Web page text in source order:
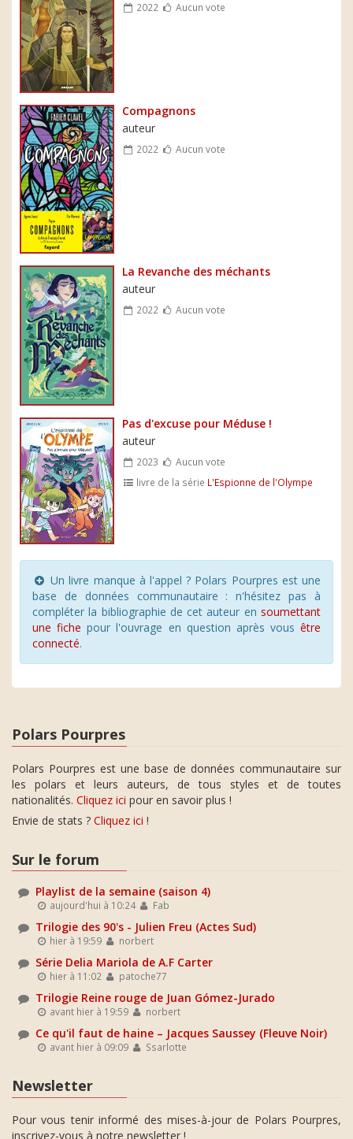
2022 Aucun vote
Compagnons
auteur
2022 Aucun vote
La Revanche des méchants
auteur
2022 Aucun vote
Pas d'excuse pour Méduse !
auteur
2023
Aucun vote
livre de la série L'Espionne de l'Olympe
Un livre manque à l'appel ? Polars Pourpres est une
base de données communautaire : n'hésitez pas à
compléter la bibliographie de cet auteur en soumettant
une fiche pour l'ouvrage en question après vous être
connecté.
Polars Pourpres
Polars Pourpres est une base de données communautaire sur
les polars et leurs auteurs, de tous styles et de toutes
nationalités. Cliquez ici pour en savoir plus !
Envie de stats ? Cliquez ici !
Sur le forum
Playlist de la semaine (saison 4)
aujourd'hui à 10:24 Fab
Trilogie des 90's - Julien Freu (Actes Sud)
hier à 19:59 norbert
Série Delia Mariola de A.F Carter
hier à 11:02 patoche77
Trilogie Reine rouge de Juan Gómez-Jurado
avant hier à 19:59 norbert
Ce qu'il faut de haine – Jacques Saussey (Fleuve Noir)
avant hier à 09:09 Ssarlotte
Newsletter
Pour vous tenir informé des mises-à-jour de Polars Pourpres,
inscrivez-vous à notre newsletter !